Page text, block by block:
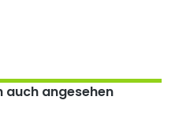
auch angesehen